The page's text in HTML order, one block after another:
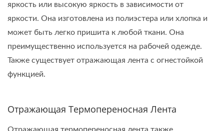
яркость или высокую яркость в зависимости от
яркости. Она изготовлена из полиэстера или хлопка и
может быть легко пришита к любой ткани. Она
преимущественно используется на рабочей одежде.
Также существует отражающая лента с огнестойкой
функцией.
Отражающая Термопереносная Лента